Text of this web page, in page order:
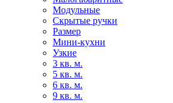
Модульные
Скрытые ручки
Размер
Мини-кухни
Узкие
3 кв. м.
5 кв. м.
6 кв. м.
9 кв. м.